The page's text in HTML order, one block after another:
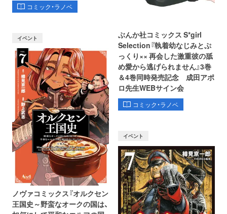
コミック・ラノベ
ぶんか社コミックス S*girl
Selection『執着幼なじみとぷ
っくり×× 再会した激重彼の舐
め愛から逃げられません』3巻
＆4巻同時発売記念 成田アポ
ロ先生WEBサイン会
コミック・ラノベ
イベント
ノヴァコミックス『オルクセン
王国史～野蛮なオークの国は、
イベント